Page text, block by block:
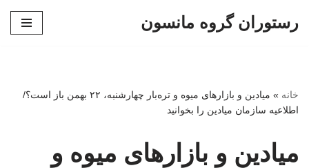
رستوران گروه مانسون
خانه »
میادین و بازارهای میوه و تره‌بار چهارشنبه، ۲۲ بهمن باز است؟/
اطلاعیه سازمان میادین را بخوانید
میادین و بازارهای میوه و